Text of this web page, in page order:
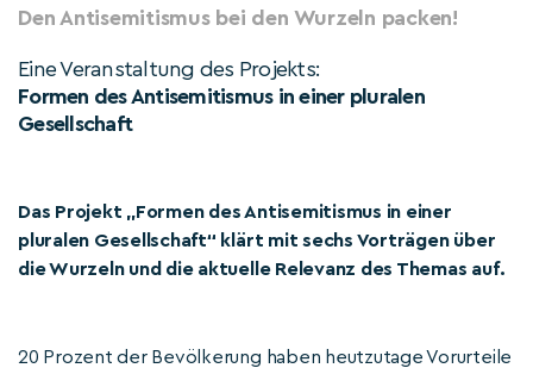
Den Antisemitismus bei den Wurzeln packen!
Eine Veranstaltung des Projekts:
Formen des Antisemitismus in einer pluralen
Gesellschaft
Das Projekt „Formen des Antisemitismus in einer
pluralen Gesellschaft“ klärt mit sechs Vorträgen über
die Wurzeln und die aktuelle Relevanz des Themas auf.
20 Prozent der Bevölkerung haben heutzutage Vorurteile